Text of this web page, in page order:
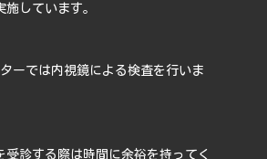
しています。
ーでは内視鏡による検査を行いま
受診する際は時間に余裕を持ってく